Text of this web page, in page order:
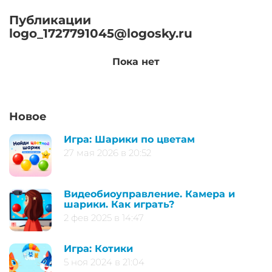
Публикации
logo_1727791045@logosky.ru
Пока нет
Новое
Игра: Шарики по цветам
27 мая 2026 в 20:52
Видеобиоуправление. Камера и
шарики. Как играть?
2 фев 2025 в 14:47
Игра: Котики
5 ноя 2024 в 21:04